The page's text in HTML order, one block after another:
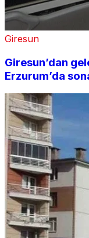
Giresun
Giresun’dan
Erzurum’da